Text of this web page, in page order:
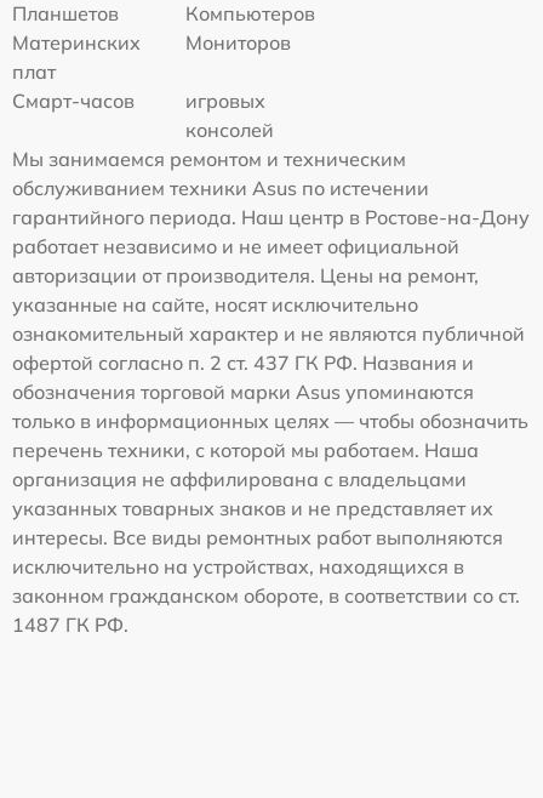
Планшетов
Компьютеров
Материнских
плат
Мониторов
Смарт-часов
игровых
консолей
Мы занимаемся ремонтом и техническим
обслуживанием техники Asus по истечении
гарантийного периода. Наш центр в Ростове-на-Дону
работает независимо и не имеет официальной
авторизации от производителя. Цены на ремонт,
указанные на сайте, носят исключительно
ознакомительный характер и не являются публичной
офертой согласно п. 2 ст. 437 ГК РФ. Названия и
обозначения торговой марки Asus упоминаются
только в информационных целях — чтобы обозначить
перечень техники, с которой мы работаем. Наша
организация не аффилирована с владельцами
указанных товарных знаков и не представляет их
интересы. Все виды ремонтных работ выполняются
исключительно на устройствах, находящихся в
законном гражданском обороте, в соответствии со ст.
1487 ГК РФ.